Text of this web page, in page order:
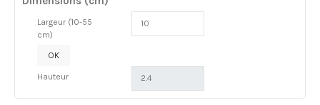
Largeur (10-55
cm)
OK
Hauteur